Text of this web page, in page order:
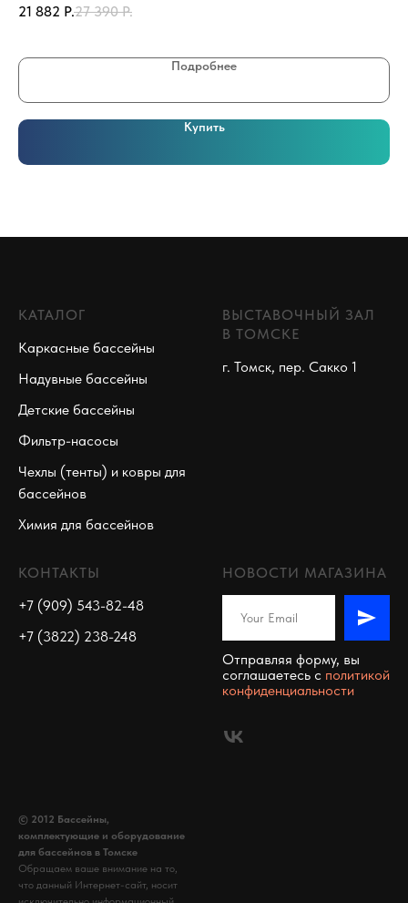
21 882 Р.27 390 Р.
Подробнее
Купить
КАТАЛОГ
Каркасные бассейны
Надувные бассейны
Детские бассейны
Фильтр-насосы
Чехлы (тенты) и ковры для
бассейнов
Химия для бассейнов
ВЫСТАВОЧНЫЙ ЗАЛ
В ТОМСКЕ
г. Томск, пер. Сакко 1
КОНТАКТЫ
+7 (909) 543-82-48
+7 (3822) 238-248
НОВОСТИ МАГАЗИНА
Отправляя форму, вы
соглашаетесь c политикой
конфиденциальности
© 2012 Бассейны,
комплектующие и оборудование
для бассейнов в Томске
Обращаем ваше внимание на то,
что данный Интернет-сайт, носит